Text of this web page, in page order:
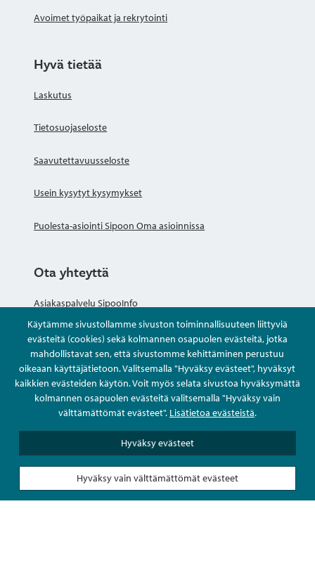
Käytämme sivustollamme sivuston toiminnallisuuteen liittyviä
evästeitä (cookies) sekä kolmannen osapuolen evästeitä, jotka
mahdollistavat sen, että sivustomme kehittäminen perustuu
oikeaan käyttäjätietoon. Valitsemalla "Hyväksy evästeet", hyväksyt
kaikkien evästeiden käytön. Voit myös selata sivustoa hyväksymättä
kolmannen osapuolen evästeitä valitsemalla "Hyväksy vain
välttämättömät evästeet". Lisätietoa evästeistä.
Hyväksy evästeet
Hyväksy vain välttämättömät evästeet
Avoimet työpaikat ja rekrytointi
Hyvä tietää
Laskutus
Tietosuojaseloste
Saavutettavuusseloste
Usein kysytyt kysymykset
Puolesta-asiointi Sipoon Oma asioinnissa
Ota yhteyttä
Asiakaspalvelu SipooInfo
Anna palautetta nimettömästi
Kysy tai asioi
Yhteystiedot